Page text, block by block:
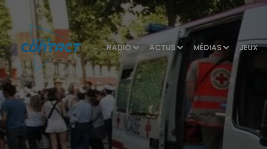
RADIO ACTUS MÉDIAS JEUX